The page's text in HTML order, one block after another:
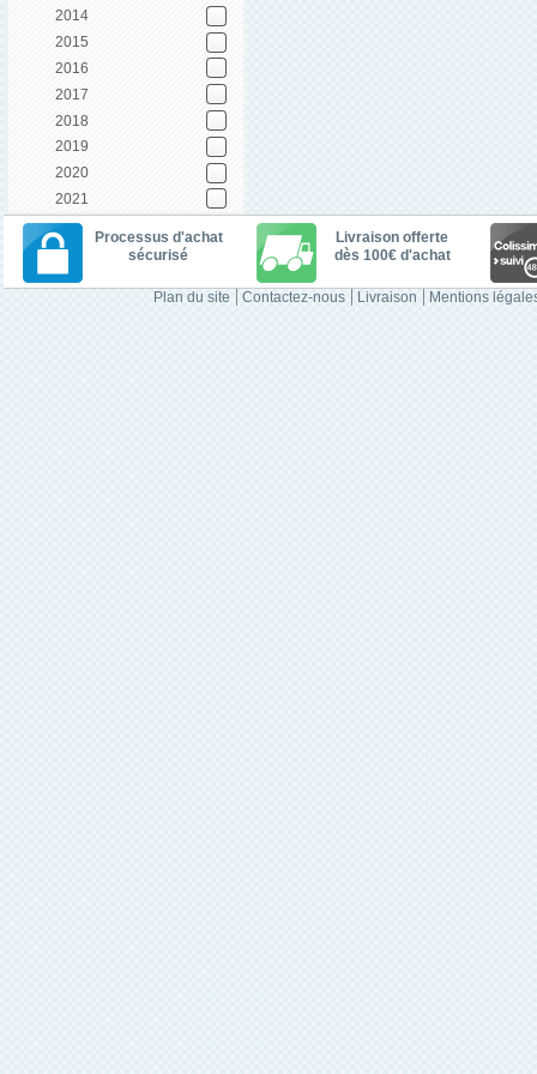
2014
2015
2016
2017
2018
2019
2020
2021
Processus d'achat
sécurisé
Livraison offerte
dès 100€ d'achat
Plan du site Contactez-nous Livraison Mentions